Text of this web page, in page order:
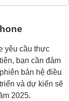
yêu cầu thực
bạn cần đảm
bản hệ điều
và dự kiến sẽ
2025.